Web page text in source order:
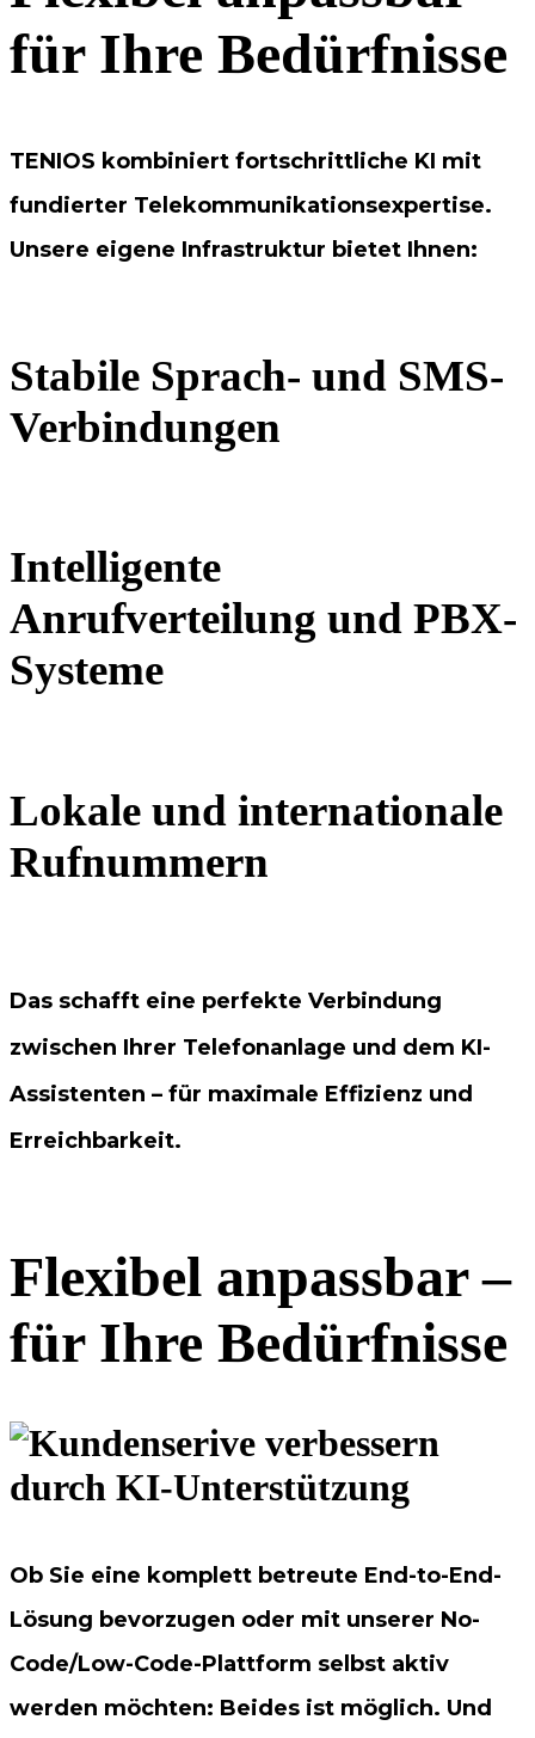
für Ihre Bedürfnisse
TENIOS kombiniert fortschrittliche KI mit
fundierter Telekommunikationsexpertise.
Unsere eigene Infrastruktur bietet Ihnen:
Stabile Sprach- und SMS-
Verbindungen
Intelligente
Anrufverteilung und PBX-
Systeme
Lokale und internationale
Rufnummern
Das schafft eine perfekte Verbindung
zwischen Ihrer Telefonanlage und dem KI-
Assistenten – für maximale Effizienz und
Erreichbarkeit.
Flexibel anpassbar –
für Ihre Bedürfnisse
Ob Sie eine komplett betreute End-to-End-
Lösung bevorzugen oder mit unserer No-
Code/Low-Code-Plattform selbst aktiv
werden möchten: Beides ist möglich. Und